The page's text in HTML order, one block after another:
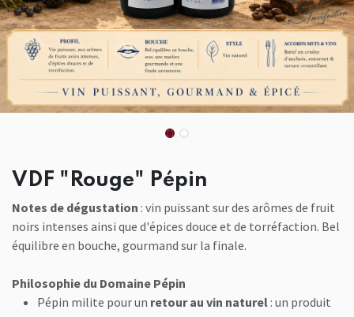
VDF "Rouge" Pépin
Notes de dégustation : vin puissant sur des arômes de fruit
noirs intenses ainsi que d'épices douce et de torréfaction. Bel
équilibre en bouche, gourmand sur la finale.
Philosophie du Domaine Pépin
Pépin milite pour un retour au vin naturel : un produit